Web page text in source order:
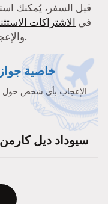
قبل السفر، يُمكنك
في الاشتراكات
والإعجاب مع أعضاء في مدينة أو بلدة أخرى.
خاصية
الإعجاب بأي شخص حول
سيوداد ديل كارمن